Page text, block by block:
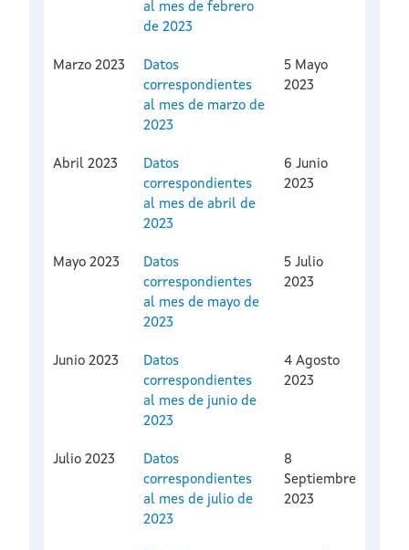
al mes de febrero
de 2023
Marzo 2023
Datos
correspondientes
al mes de marzo de
2023
5 Mayo
2023
Abril 2023
Datos
correspondientes
al mes de abril de
2023
6 Junio
2023
Mayo 2023
Datos
correspondientes
al mes de mayo de
2023
5 Julio
2023
Junio 2023
Datos
correspondientes
al mes de junio de
2023
4 Agosto
2023
Julio 2023
Datos
correspondientes
al mes de julio de
2023
8
Septiembre
2023